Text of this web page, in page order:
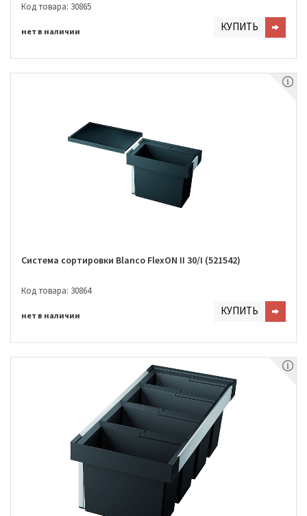
Код товара: 30865
нет в наличии КУПИТЬ
Система сортировки Blanco FlexON II 30/I (521542)
Код товара: 30864
нет в наличии КУПИТЬ